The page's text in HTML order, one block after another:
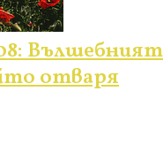
Вълшебният
отваря